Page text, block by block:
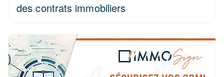
des contrats immobiliers